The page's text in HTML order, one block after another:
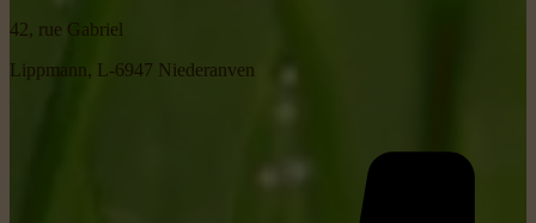
42, rue Gabriel
Lippmann, L-6947 Niederanven